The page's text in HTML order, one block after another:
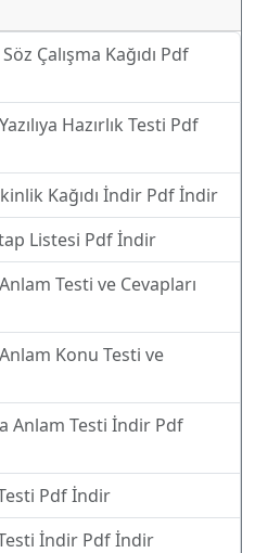
Çalışma Kağıdı Pdf
Hazırlık Testi Pdf
Kağıdı İndir Pdf İndir
Listesi Pdf İndir
Testi ve Cevapları
Konu Testi ve
Anlam Testi İndir Pdf
Pdf İndir
İndir Pdf İndir